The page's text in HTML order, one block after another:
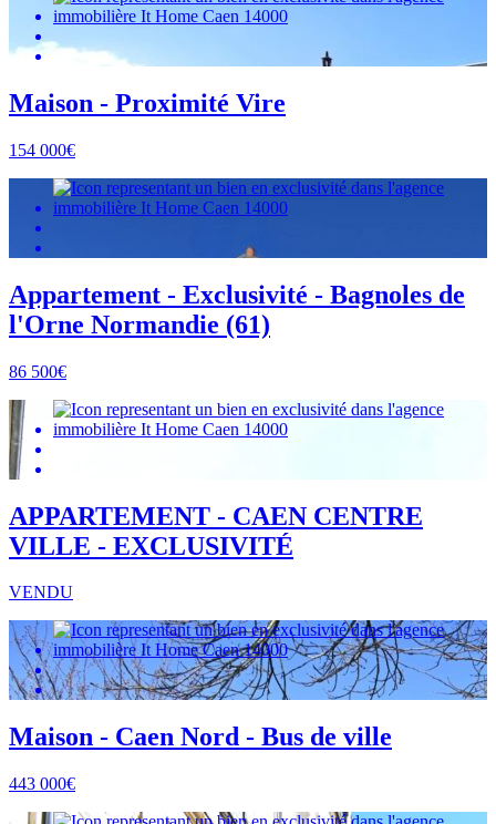
Maison - Proximité Vire
154 000€
Appartement - Exclusivité - Bagnoles de
l'Orne Normandie (61)
86 500€
APPARTEMENT - CAEN CENTRE
VILLE - EXCLUSIVITÉ
VENDU
Maison - Caen Nord - Bus de ville
443 000€